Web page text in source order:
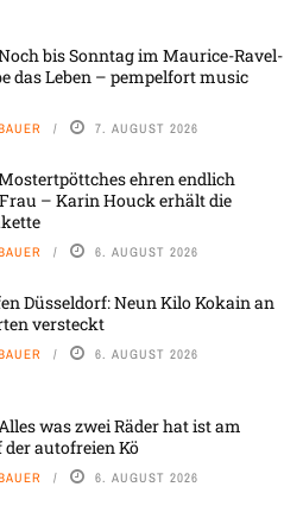
bis Sonntag im Maurice-Ravel-
das Leben – pempelfort music
7. AUGUST 2026
ehren endlich
– Karin Houck erhält die
6. AUGUST 2026
Düsseldorf: Neun Kilo Kokain an
versteckt
6. AUGUST 2026
was zwei Räder hat ist am
der autofreien Kö
6. AUGUST 2026